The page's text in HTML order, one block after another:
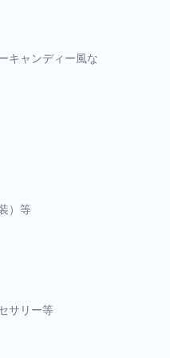
キャンディー風な
）等
サリー等